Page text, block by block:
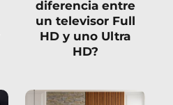
diferencia entre
un televisor Full
HD y uno Ultra
HD?